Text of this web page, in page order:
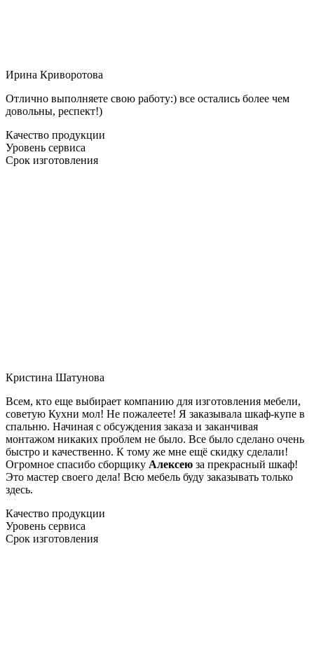
Ирина Криворотова
Отлично выполняете свою работу:) все остались более чем
довольны, респект!)
Качество продукции
Уровень сервиса
Срок изготовления
Кристина Шатунова
Всем, кто еще выбирает компанию для изготовления мебели,
советую Кухни мол! Не пожалеете! Я заказывала шкаф-купе в
спальню. Начиная с обсуждения заказа и заканчивая
монтажом никаких проблем не было. Все было сделано очень
быстро и качественно. К тому же мне ещё скидку сделали!
Огромное спасибо сборщику Алексею за прекрасный шкаф!
Это мастер своего дела! Всю мебель буду заказывать только
здесь.
Качество продукции
Уровень сервиса
Срок изготовления